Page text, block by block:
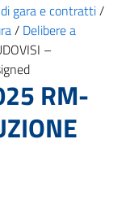
gara e contratti/
/ Delibere a
–
RM-